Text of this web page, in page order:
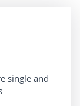
single and